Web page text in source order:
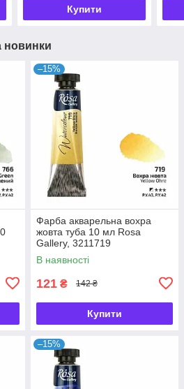
Купити
новинки
–15%
Фарба акварельна вохра
жовта туба 10 мл Rosa
Gallery, 3211719
В наявності
121 ₴ 142 ₴
Купити
–15%